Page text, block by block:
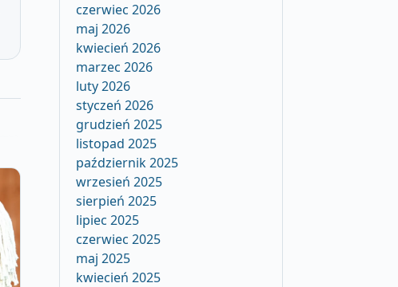
czerwiec 2026
maj 2026
kwiecień 2026
marzec 2026
luty 2026
styczeń 2026
grudzień 2025
listopad 2025
październik 2025
wrzesień 2025
sierpień 2025
lipiec 2025
czerwiec 2025
maj 2025
kwiecień 2025